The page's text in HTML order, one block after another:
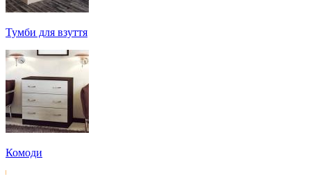
Тумби для взуття
Комоди